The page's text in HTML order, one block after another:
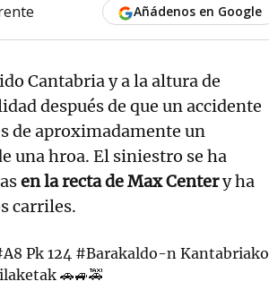
Añádenos en Google
Cantabria y a la altura de
después de que un accidente
de aproximadamente un
una hroa. El siniestro se ha
en la recta de Max Centery ha
carriles.
Pk 124 #Barakaldo-n Kantabriako
🚗🚙🚕